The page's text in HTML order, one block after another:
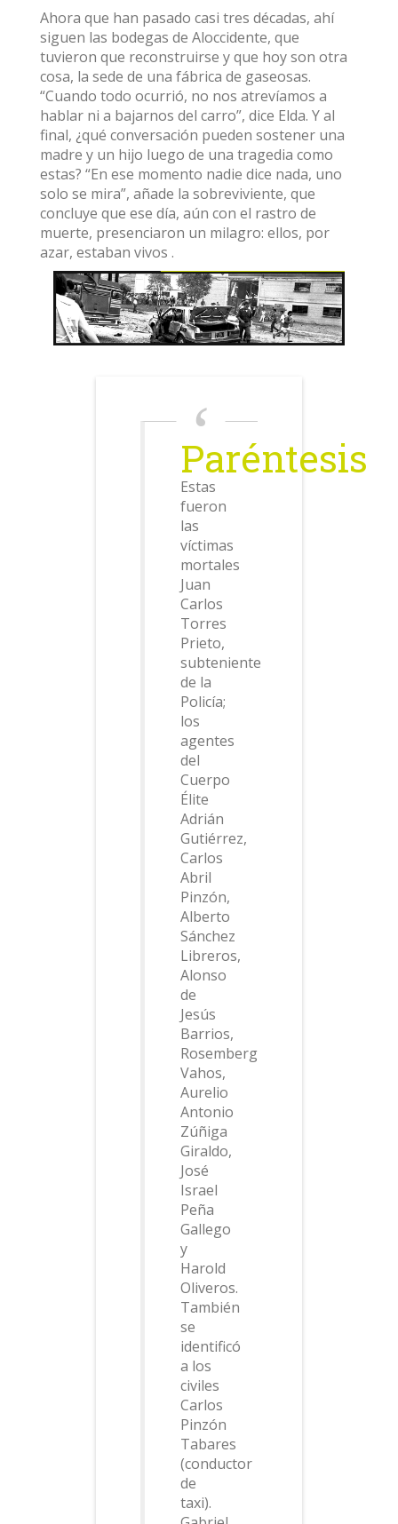
Ahora que han pasado casi tres décadas, ahí
siguen las bodegas de Aloccidente, que
tuvieron que reconstruirse y que hoy son otra
cosa, la sede de una fábrica de gaseosas.
“Cuando todo ocurrió, no nos atrevíamos a
hablar ni a bajarnos del carro”, dice Elda. Y al
final, ¿qué conversación pueden sostener una
madre y un hijo luego de una tragedia como
estas? “En ese momento nadie dice nada, uno
solo se mira”, añade la sobreviviente, que
concluye que ese día, aún con el rastro de
muerte, presenciaron un milagro: ellos, por
azar, estaban vivos .
Paréntesis
Estas
fueron
las
víctimas
mortales
Juan
Carlos
Torres
Prieto,
subteniente
de la
Policía;
los
agentes
del
Cuerpo
Élite
Adrián
Gutiérrez,
Carlos
Abril
Pinzón,
Alberto
Sánchez
Libreros,
Alonso
de
Jesús
Barrios,
Rosemberg
Vahos,
Aurelio
Antonio
Zúñiga
Giraldo,
José
Israel
Peña
Gallego
y
Harold
Oliveros.
También
se
identificó
a los
civiles
Carlos
Pinzón
Tabares
(conductor
de
taxi).